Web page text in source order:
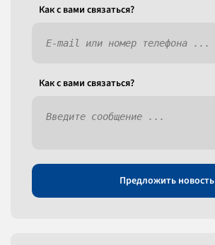
Как c вами связаться?
Как c вами связаться?
Предложить новость